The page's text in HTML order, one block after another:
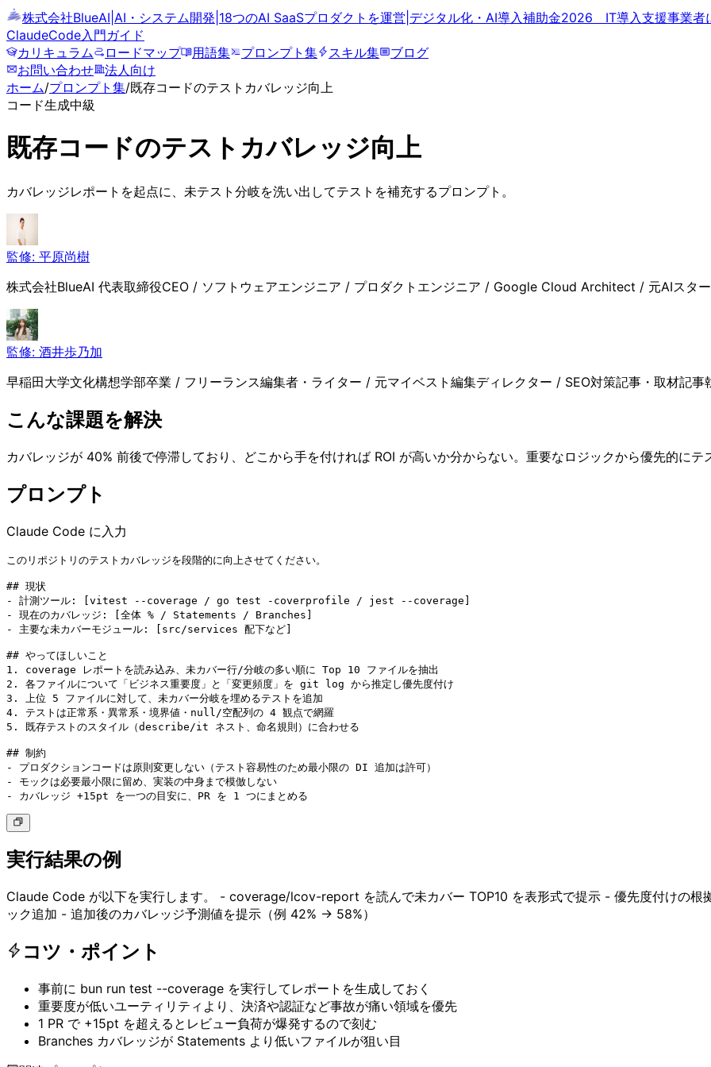
株式会社BlueAI AI・システム開発 18つのAI SaaSプロダクトを運営 デジタル化・AI導入補助金2026 IT導入支援事業者
ClaudeCode入門ガイド
カリキュラム
ロードマップ 用語集 プロンプト集 スキル集
ブログ
お問い合わせ
法人向け
ホーム/プロンプト集/既存コードのテストカバレッジ向上
コード生成中級
既存コードのテストカバレッジ向上
カバレッジレポートを起点に、未テスト分岐を洗い出してテストを補充するプロンプト。
監修: 平原尚樹
株式会社BlueAI 代表取締役CEO / ソフトウェアエンジニア / プロダクトエンジニア / Google Cloud Architect / 元AIスタ
監修: 酒井歩乃加
早稲田大学文化構想学部卒業 / フリーランス編集者・ライター / 元マイベスト編集ディレクター / SEO対策記事・取材記事
こんな課題を解決
カバレッジが 40% 前後で停滞しており、どこから手を付ければ ROI が高いか分からない。重要なロジックから優先的にテ
プロンプト
Claude Code に入力
このリポジトリのテストカバレッジを段階的に向上させてください。
## 現状
- 計測ツール: [vitest --coverage / go test -coverprofile / jest --coverage]
- 現在のカバレッジ: [全体 % / Statements / Branches]
- 主要な未カバーモジュール: [src/services 配下など]
## やってほしいこと
1. coverage レポートを読み込み、未カバー行/分岐の多い順に Top 10 ファイルを抽出
2. 各ファイルについて「ビジネス重要度」と「変更頻度」を git log から推定し優先度付け
3. 上位 5 ファイルに対して、未カバー分岐を埋めるテストを追加
4. テストは正常系・異常系・境界値・null/空配列の 4 観点で網羅
5. 既存テストのスタイル（describe/it ネスト、命名規則）に合わせる
## 制約
- プロダクションコードは原則変更しない（テスト容易性のため最小限の DI 追加は許可）
- モックは必要最小限に留め、実装の中身まで模倣しない
- カバレッジ +15pt を一つの目安に、PR を 1 つにまとめる
実行結果の例
Claude Code が以下を実行します。 - coverage/lcov-report を読んで未カバー TOP10 を表形式で提示 - 優先度付けの
ック追加 - 追加後のカバレッジ予測値を提示（例 42% → 58%）
コツ・ポイント
事前に bun run test --coverage を実行してレポートを生成しておく
重要度が低いユーティリティより、決済や認証など事故が痛い領域を優先
1 PR で +15pt を超えるとレビュー負荷が爆発するので刻む
Branches カバレッジが Statements より低いファイルが狙い目